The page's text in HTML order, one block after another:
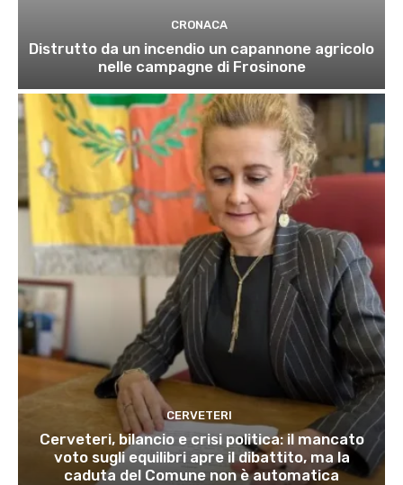
CRONACA
Distrutto da un incendio un capannone agricolo
nelle campagne di Frosinone
CERVETERI
Cerveteri, bilancio e crisi politica: il mancato
voto sugli equilibri apre il dibattito, ma la
caduta del Comune non è automatica